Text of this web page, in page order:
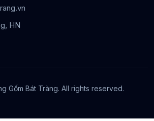
HN
Gốm Bát Tràng. All rights reserved.